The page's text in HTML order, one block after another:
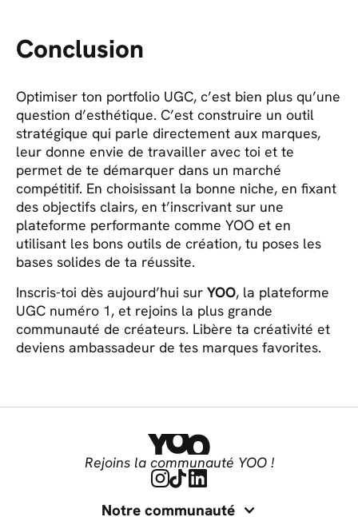
Conclusion
Optimiser ton portfolio UGC, c’est bien plus qu’une
question d’esthétique. C’est construire un outil
stratégique qui parle directement aux marques,
leur donne envie de travailler avec toi et te
permet de te démarquer dans un marché
compétitif. En choisissant la bonne niche, en fixant
des objectifs clairs, en t’inscrivant sur une
plateforme performante comme YOO et en
utilisant les bons outils de création, tu poses les
bases solides de ta réussite.
Inscris-toi dès aujourd’hui sur YOO, la plateforme
UGC numéro 1, et rejoins la plus grande
communauté de créateurs. Libère ta créativité et
deviens ambassadeur de tes marques favorites.
Rejoins la communauté YOO !
Notre communauté